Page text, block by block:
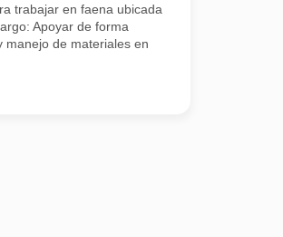
trabajar en faena ubicada
Apoyar de forma
manejo de materiales en